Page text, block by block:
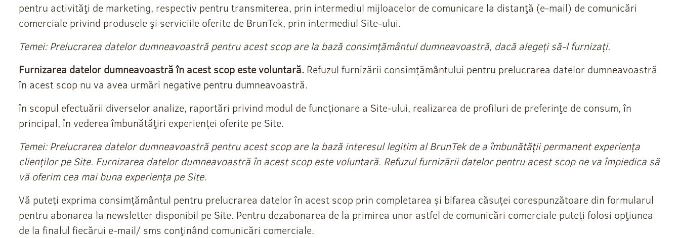
pentru activităţi de marketing, respectiv pentru transmiterea, prin intermediul mijloacelor de comunicare la distanţă (e-mail) de comunicări
comerciale privind produsele şi serviciile oferite de BrunTek, prin intermediul Site-ului.
Temei: Prelucrarea datelor dumneavoastră pentru acest scop are la bază consimțământul dumneavoastră, dacă alegeți să-l furnizați.
Furnizarea datelor dumneavoastră în acest scop este voluntară. Refuzul furnizării consimțământului pentru prelucrarea datelor dumneavoastră
în acest scop nu va avea urmări negative pentru dumneavoastră.
în scopul efectuării diverselor analize, raportări privind modul de funcționare a Site-ului, realizarea de profiluri de preferinţe de consum, în
principal, în vederea îmbunătăţiri experienței oferite pe Site.
Temei: Prelucrarea datelor dumneavoastră pentru acest scop are la bază interesul legitim al BrunTek de a îmbunătății permanent experiența
clienților pe Site. Furnizarea datelor dumneavoastră în acest scop este voluntară. Refuzul furnizării datelor pentru acest scop ne va împiedica să
vă oferim cea mai buna experiența pe Site.
Vă puteți exprima consimțământul pentru prelucrarea datelor în acest scop prin completarea și bifarea căsuței corespunzătoare din formularul
pentru abonarea la newsletter disponibil pe Site. Pentru dezabonarea de la primirea unor astfel de comunicări comerciale puteți folosi opţiunea
de la finalul fiecărui e-mail/ sms conţinând comunicări comerciale.